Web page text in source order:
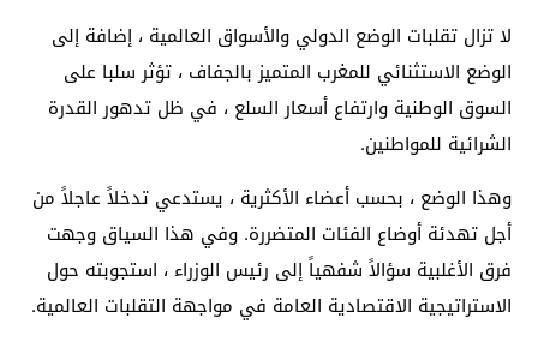
لا تزال تقلبات الوضع الدولي والأسواق العالمية ، إضافة إلى
الوضع الاستثنائي للمغرب المتميز بالجفاف ، تؤثر سلبا على
السوق الوطنية وارتفاع أسعار السلع ، في ظل تدهور القدرة
الشرائية للمواطنين.
وهذا الوضع ، بحسب أعضاء الأكثرية ، يستدعي تدخلاً عاجلاً من
أجل تهدئة أوضاع الفئات المتضررة. وفي هذا السياق وجهت
فرق الأغلبية سؤالاً شفهياً إلى رئيس الوزراء ، استجوبته حول
الاستراتيجية الاقتصادية العامة في مواجهة التقلبات العالمية.